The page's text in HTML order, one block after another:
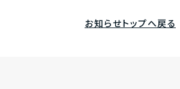
お知らせトップへ戻る